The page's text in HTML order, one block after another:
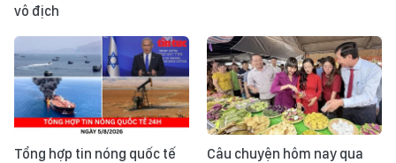
vô địch
Tổng hợp tin nóng quốc tế
Câu chuyện hôm nay qua